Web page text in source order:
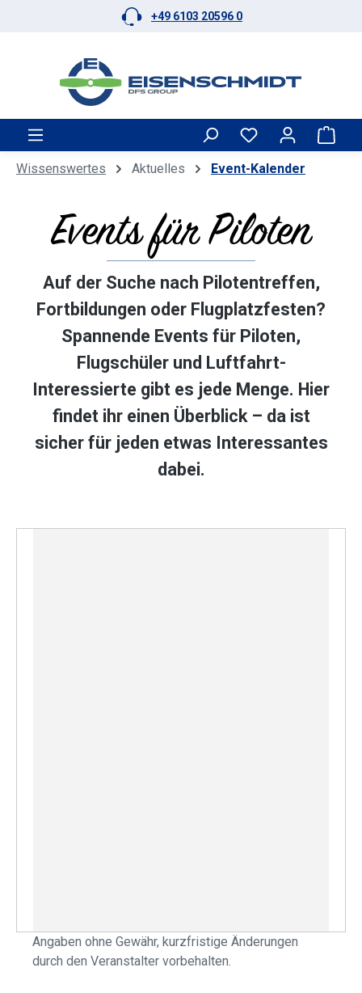
Zum Hauptinhalt springen+49 6103 20596 0
Wissenswertes Aktuelles Event-Kalender
Events für Piloten
Auf der Suche nach Pilotentreffen,
Fortbildungen oder Flugplatzfesten?
Spannende Events für Piloten,
Flugschüler und Luftfahrt-
Interessierte gibt es jede Menge. Hier
findet ihr einen Überblick – da ist
sicher für jeden etwas Interessantes
dabei.
Angaben ohne Gewähr, kurzfristige Änderungen
durch den Veranstalter vorbehalten.